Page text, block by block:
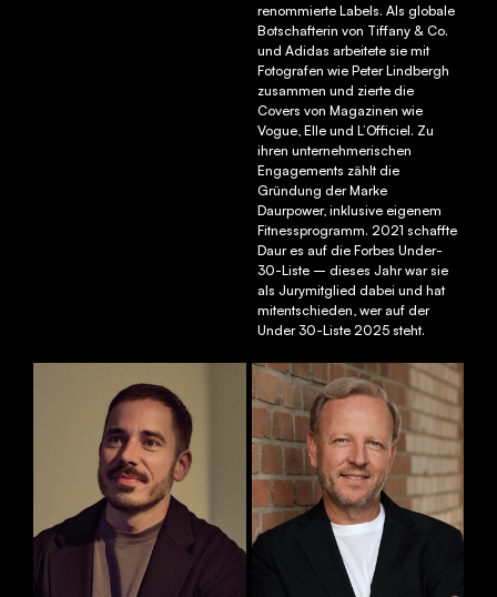
renommierte Labels. Als globale
Botschafterin von Tiffany & Co.
und Adidas arbeitete sie mit
Fotografen wie Peter Lindbergh
zusammen und zierte die
Covers von Magazinen wie
Vogue, Elle und L’Officiel. Zu
ihren unternehmerischen
Engagements zählt die
Gründung der Marke
Daurpower, inklusive eigenem
Fitnessprogramm. 2021 schaffte
Daur es auf die Forbes Under-
30-Liste – dieses Jahr war sie
als Jurymitglied dabei und hat
mitentschieden, wer auf der
Under 30-Liste 2025 steht.